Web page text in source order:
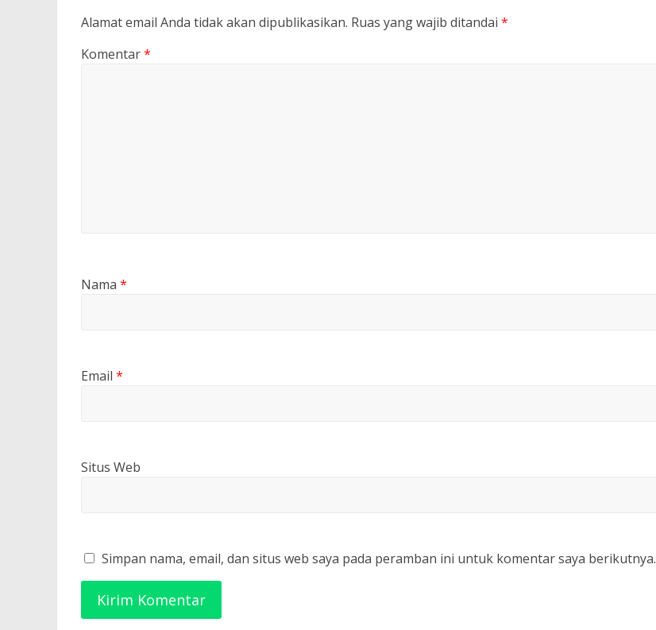
Alamat email Anda tidak akan dipublikasikan. Ruas yang wajib ditandai *
Komentar*
Nama *
Email *
Situs Web
Simpan nama, email, dan situs web saya pada peramban ini untuk komentar saya berikutnya.